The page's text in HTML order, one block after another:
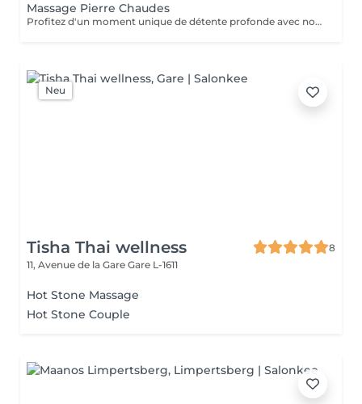
Massage Pierre Chaudes
Profitez d'un moment unique de détente profonde avec notre massage aux pierres chaudes, disponible en séances de 60 ou 90 minutes. Nos esthéticiennes spécialisées appliquent des pierres de basalte chauffées stratégiquement le long du corps, en combinant des mouvements doux et des techniques traditionnelles de massage. La chaleur des pierres pénètre profondément dans les muscles, favorisant la détente et le soulagement des tensions. En plus des bienfaits physiques, tels que l'amélioration de la circulation sanguine et le soulagement des douleurs musculaires, la thérapie contribue à l'équilibre mental en réduisant le stress et l'anxiété. La combinaison unique de chaleur et de massage offre une expérience thérapeutique complète, revitalisant à la fois le corps et l'esprit. Laissez-vous envelopper par la chaleur réconfortante des pierres et embarquez pour un voyage vers le bien-être total. Le temps de préparation et d'installation de la cliente est inclus dans la période choisie, garantissant que chaque minute soit dédiée à votre bien-être.
Neu
Tisha Thai wellness
8
11, Avenue de la Gare Gare L-1611
Hot Stone Massage
Hot Stone Couple